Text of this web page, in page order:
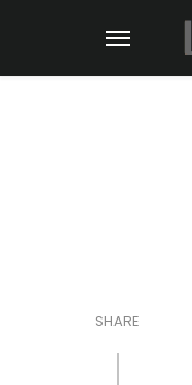
SHARE